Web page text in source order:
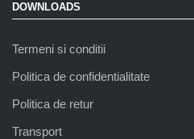
DOWNLOADS
Termeni si conditii
Politica de confidentialitate
Politica de retur
Transport